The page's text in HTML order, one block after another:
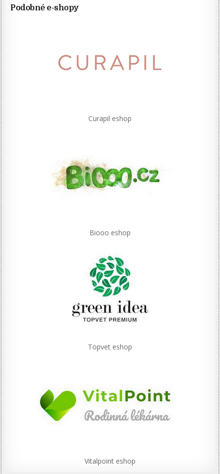
Podobné e-shopy
Curapil eshop
Biooo eshop
Topvet eshop
Vitalpoint eshop